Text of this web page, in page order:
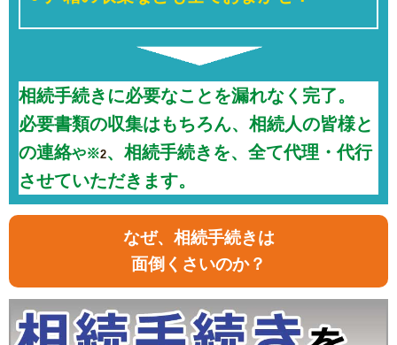
相続手続きに必要なことを漏れなく完了。
必要書類の収集はもちろん、相続人の皆様と
の連絡や※2、相続手続きを、全て代理・代行
させていただきます。
なぜ、相続手続きは
面倒くさいのか？